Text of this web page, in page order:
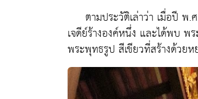
ตามประวัติเล่าว่า เมื่อปี พ.ศ
เจดีย์ร้างองค์หนึ่ง และได้พบ พ
พระพุทธรูป สีเขียวที่สร้างด้วย